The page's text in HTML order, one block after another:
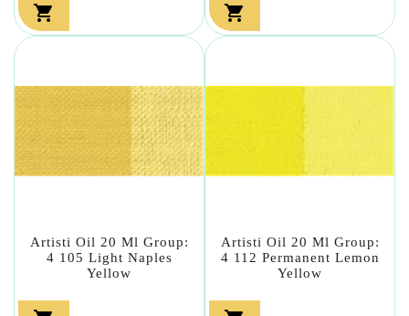
 
Artisti Oil 20 Ml Group:
4 105 Light Naples
Yellow
Artisti Oil 20 Ml Group:
4 112 Permanent Lemon
Yellow